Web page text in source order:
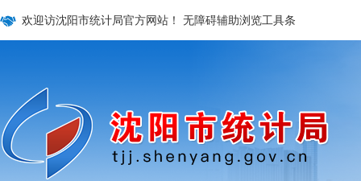
欢迎访沈阳市统计局官方网站！ 无障碍辅助浏览工具条